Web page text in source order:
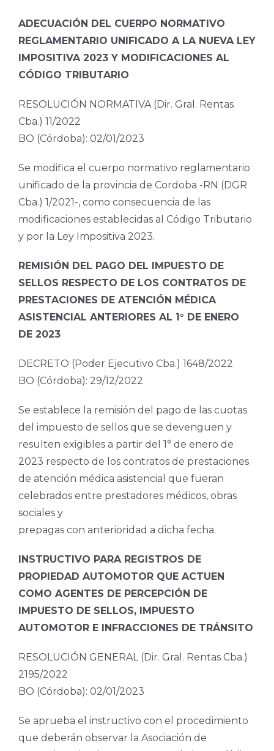
ADECUACIÓN DEL CUERPO NORMATIVO
REGLAMENTARIO UNIFICADO A LA NUEVA LEY
IMPOSITIVA 2023 Y MODIFICACIONES AL
CÓDIGO TRIBUTARIO
RESOLUCIÓN NORMATIVA (Dir. Gral. Rentas
Cba.) 11/2022
BO (Córdoba): 02/01/2023
Se modifica el cuerpo normativo reglamentario
unificado de la provincia de Cordoba -RN (DGR
Cba.) 1/2021-, como consecuencia de las
modificaciones establecidas al Código Tributario
y por la Ley Impositiva 2023.
REMISIÓN DEL PAGO DEL IMPUESTO DE
SELLOS RESPECTO DE LOS CONTRATOS DE
PRESTACIONES DE ATENCIÓN MÉDICA
ASISTENCIAL ANTERIORES AL 1° DE ENERO
DE 2023
DECRETO (Poder Ejecutivo Cba.) 1648/2022
BO (Córdoba): 29/12/2022
Se establece la remisión del pago de las cuotas
del impuesto de sellos que se devenguen y
resulten exigibles a partir del 1° de enero de
2023 respecto de los contratos de prestaciones
de atención médica asistencial que fueran
celebrados entre prestadores médicos, obras
sociales y
prepagas con anterioridad a dicha fecha.
INSTRUCTIVO PARA REGISTROS DE
PROPIEDAD AUTOMOTOR QUE ACTUEN
COMO AGENTES DE PERCEPCIÓN DE
IMPUESTO DE SELLOS, IMPUESTO
AUTOMOTOR E INFRACCIONES DE TRÁNSITO
RESOLUCIÓN GENERAL (Dir. Gral. Rentas Cba.)
2195/2022
BO (Córdoba): 02/01/2023
Se aprueba el instructivo con el procedimiento
que deberán observar la Asociación de